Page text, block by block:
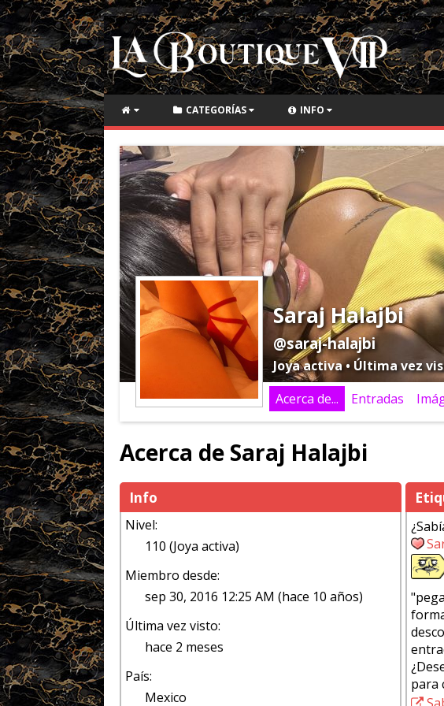
CATEGORÍAS INFO
Saraj Halajbi
@saraj-halajbi
Joya activa • Última vez
Acerca de...
Entradas
Acerca de Saraj Halajbi
Info
Nivel:
110 (Joya activa)
Miembro desde:
sep 30, 2016 12:25 AM (hace 10 años)
Última vez visto:
hace 2 meses
País:
Mexico
"pegar" etiquetas a los
para